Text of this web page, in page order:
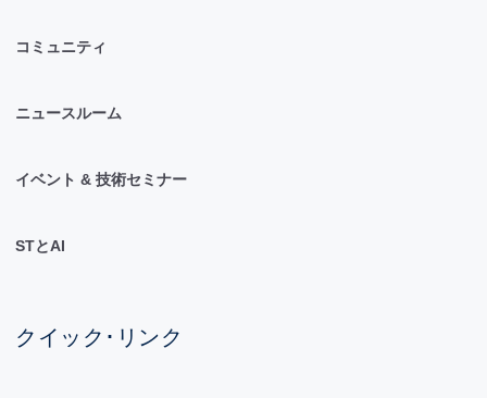
コミュニティ
ニュースルーム
イベント & 技術セミナー
STとAI
クイック･リンク